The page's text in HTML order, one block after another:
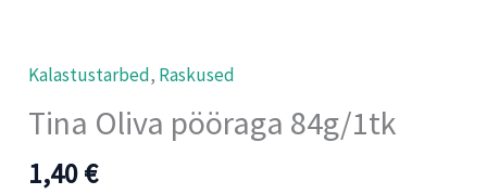
Kalastustarbed, Raskused
Tina Oliva pööraga 84g/1tk
1,40€